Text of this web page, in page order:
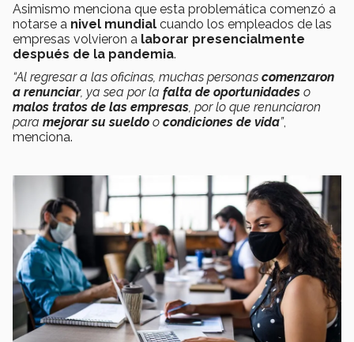
Asimismo menciona que esta problemática comenzó a
notarse a nivel mundial cuando los empleados de las
empresas volvieron a laborar presencialmente
después de la pandemia.
“Al regresar a las oficinas, muchas personas comenzaron
a renunciar, ya sea por la falta de oportunidades o
malos tratos de las empresas , por lo que renunciaron
para mejorar su sueldo o condiciones de vida”,
menciona.